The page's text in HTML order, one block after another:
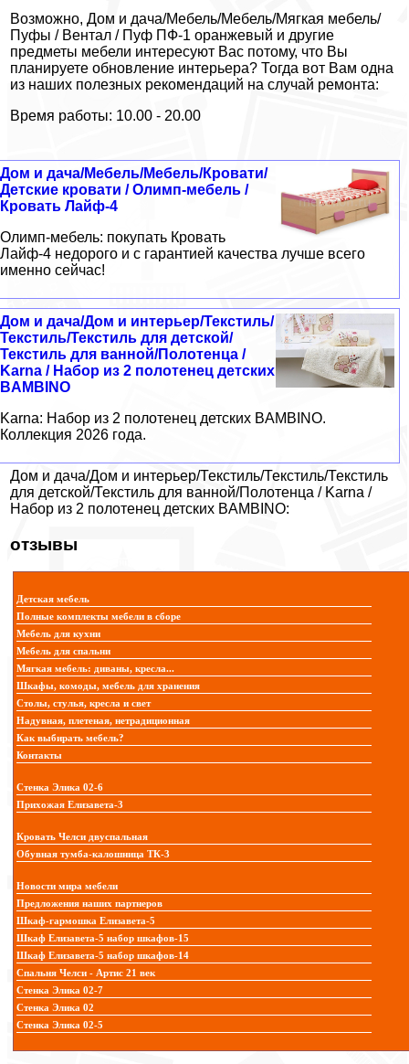
Возможно, Дом и дача/Мебель/Мебель/Мягкая мебель/
Пуфы / Вентал / Пуф ПФ-1 оранжевый и другие
предметы мебели интересуют Вас потому, что Вы
планируете обновление интерьера? Тогда вот Вам одна
из наших полезных рекомендаций на случай ремонта:
Время работы: 10.00 - 20.00
Дом и дача/Мебель/Мебель/Кровати/
Детские кровати / Олимп-мебель /
Кровать Лайф-4
Олимп-мебель: покупать Кровать
Лайф-4 недорого и с гарантией качества лучше всего
именно сейчас!
Дом и дача/Дом и интерьер/Текстиль/
Текстиль/Текстиль для детской/
Текстиль для ванной/Полотенца /
Karna / Набор из 2 полотенец детских
BAMBINO
Karna: Набор из 2 полотенец детских BAMBINO.
Коллекция 2026 года.
Дом и дача/Дом и интерьер/Текстиль/Текстиль/Текстиль
для детской/Текстиль для ванной/Полотенца / Karna /
Набор из 2 полотенец детских BAMBINO:
отзывы
Детская мебель
Полные комплекты мебели в сборе
Мебель для кухни
Мебель для спальни
Мягкая мебель: диваны, кресла...
Шкафы, комоды, мебель для хранения
Столы, стулья, кресла и свет
Надувная, плетеная, нетрадиционная
Как выбирать мебель?
Контакты
Стенка Элика 02-6
Прихожая Елизавета-3
Кровать Челси двуспальная
Обувная тумба-калошница ТК-3
Новости мира мебели
Предложения наших партнеров
Шкаф-гармошка Елизавета-5
Шкаф Елизавета-5 набор шкафов-15
Шкаф Елизавета-5 набор шкафов-14
Спальня Челси - Артис 21 век
Стенка Элика 02-7
Стенка Элика 02
Стенка Элика 02-5